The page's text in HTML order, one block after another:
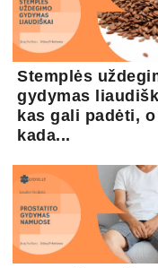
Stemplės
gydymas
kas gali padėti, o
kada...